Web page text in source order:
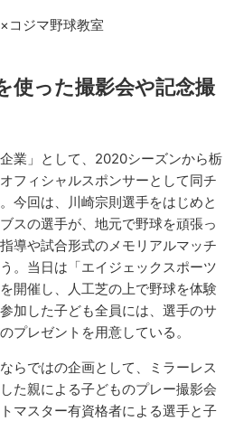
コジマ野球教室
使った撮影会や記念撮
業」として、2020シーズンから栃
フィシャルスポンサーとして同チ
今回は、川崎宗則選手をはじめと
スの選手が、地元で野球を頑張っ
導や試合形式のメモリアルマッチ
。当日は「エイジェックスポーツ
開催し、人工芝の上で野球を体験
加した子ども全員には、選手のサ
プレゼントを用意している。
らではの企画として、ミラーレス
た親による子どものプレー撮影会
マスター有資格者による選手と子